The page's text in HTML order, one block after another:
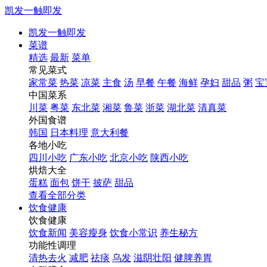
凯发一触即发
凯发一触即发
菜谱
精选 最新 菜单
常见菜式
家常菜 热菜 凉菜 主食 汤 早餐 午餐 海鲜 孕妇 甜品 粥 宝
中国菜系
川菜 粤菜 东北菜 湘菜 鲁菜 浙菜 湖北菜 清真菜
外国食谱
韩国 日本料理 意大利餐
各地小吃
四川小吃 广东小吃 北京小吃 陕西小吃
烘焙大全
蛋糕 面包 饼干 披萨 甜品
查看全部分类
饮食健康
饮食健康
饮食新闻 美容瘦身 饮食小常识 养生秘方
功能性调理
清热去火 减肥 祛痰 乌发 滋阴壮阳 健脾养胃